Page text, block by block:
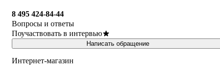
8 495 424-84-44
Вопросы и ответы
Поучаствовать в интервью
Написать обращение
Интернет-магазин